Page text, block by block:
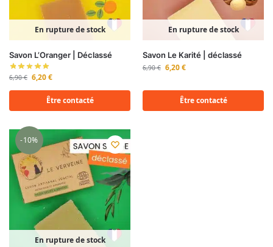
En rupture de stock
Savon L’Oranger | Déclassé
6,90€ 6,20€
Être contacté
En rupture de stock
Savon Le Karité | déclassé
6,90€ 6,20€
Être contacté
-10%
En rupture de stock